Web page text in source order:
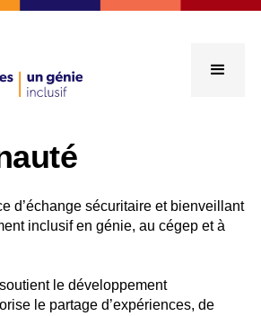
d’échange sécuritaire et bienveillant
inclusif en génie, au cégep et à
le développement
le partage d’expériences, de